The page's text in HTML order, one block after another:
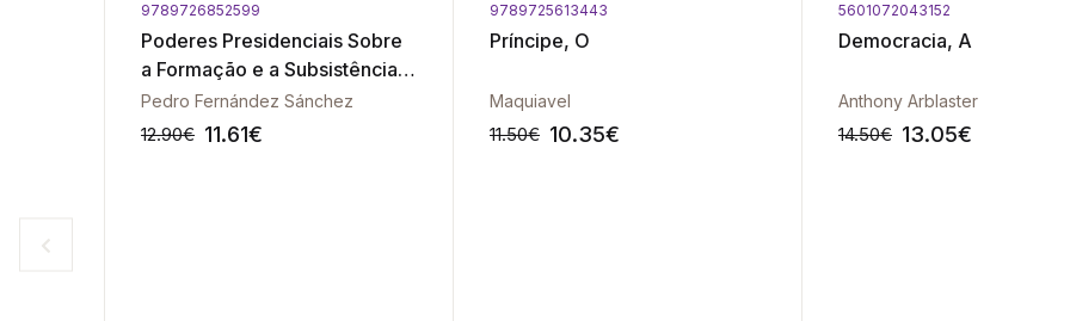
9789726852599
Poderes Presidenciais Sobre
a Formação e a Subsistência
do Governo, Os
Pedro Fernández Sánchez
12.90€ 11.61€
9789725613443
Príncipe, O
Maquiavel
11.50€ 10.35€
5601072043152
Democracia, A
Anthony Arblaster
14.50€ 13.05€